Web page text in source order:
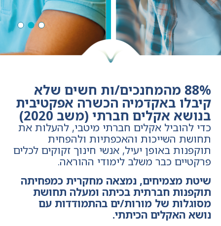
88% מהמחנכים/ות חשים שלא
קיבלו באקדמיה הכשרה אפקטיבית
בנושא אקלים חברתי (משב 2020)
כדי להוביל אקלים חברתי מיטבי, להעלות את
תחושת השייכות והאכפתיות ולהפחית
תוקפנות באופן יעיל, אנשי חינוך זקוקים לכלים
פרקטיים כבר משלב לימודי ההוראה.
שיטת מצמיחים, נמצאה מחקרית כמפחיתה
תוקפנות חברתית בכיתה ומעלה תחושת
מסוגלות של מורות/ים בהתמודדות עם
נושא האקלים הכיתתי.